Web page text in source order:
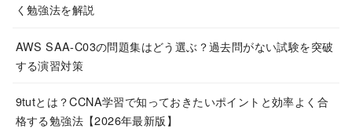
く勉強法を解説
AWS SAA-C03の問題集はどう選ぶ？過去問がない試験を突破
する演習対策
9tutとは？CCNA学習で知っておきたいポイントと効率よく合
格する勉強法【2026年最新版】